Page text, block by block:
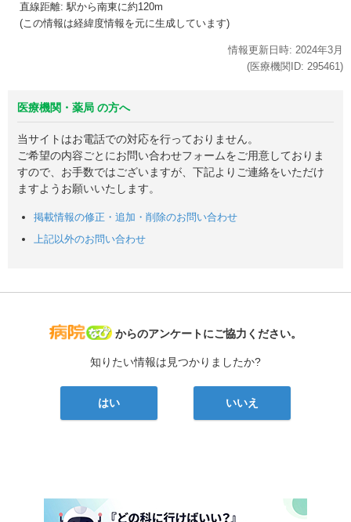
直線距離: 駅から南東に約120m
(この情報は経緯度情報を元に生成しています)
情報更新日時: 2024年3月
(医療機関ID: 295461)
医療機関・薬局 の方へ
当サイトはお電話での対応を行っておりません。
ご希望の内容ごとにお問い合わせフォームをご用意しておりま
すので、お手数ではございますが、下記よりご連絡をいただけ
ますようお願いいたします。
掲載情報の修正・追加・削除のお問い合わせ
上記以外のお問い合わせ
病院なび
からのアンケートにご協力ください。
知りたい情報は見つかりましたか?
はい いいえ